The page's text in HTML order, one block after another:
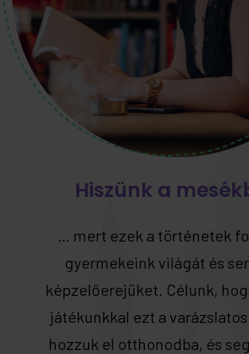
Hiszünk a
… mert ezek a történetek
gyermekeink világát és
képzelőerejüket. Célunk,
játékunkkal ezt a
hozzuk el otthonodba, és